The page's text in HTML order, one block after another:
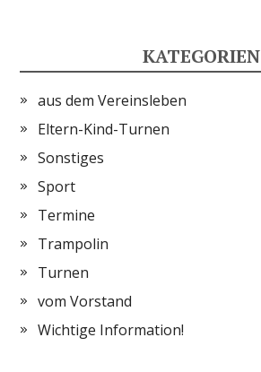
KATEGORIEN
aus dem Vereinsleben
Eltern-Kind-Turnen
Sonstiges
Sport
Termine
Trampolin
Turnen
vom Vorstand
Wichtige Information!